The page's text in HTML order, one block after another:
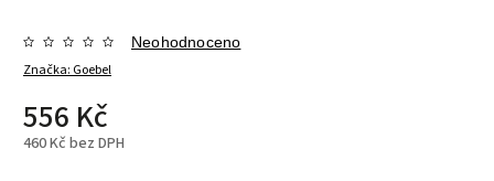
Značka: Goebel
Neohodnoceno
556 Kč
460 Kč bez DPH